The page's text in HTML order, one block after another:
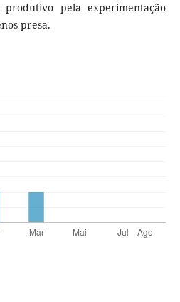
pela experimentação
presa.